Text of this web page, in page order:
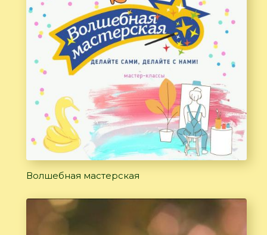
Волшебная мастерская